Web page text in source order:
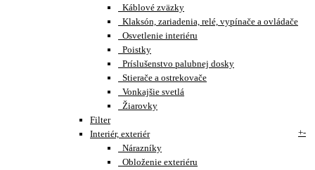
Káblové zväzky
Klaksón, zariadenia, relé, vypínače a ovládače
Osvetlenie interiéru
Poistky
Príslušenstvo palubnej dosky
Stierače a ostrekovače
Vonkajšie svetlá
Žiarovky
Filter
Interiér, exteriér
+-
Nárazníky
Obloženie exteriéru